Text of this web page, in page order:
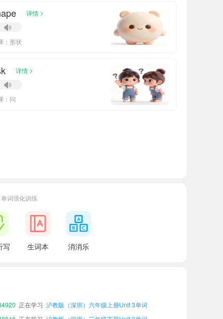
详情 >
：形状
详情 >
：问
词强化训练
写 生词本 消消乐
正在学习 沪教版（深圳）六年级上册Unit 3单词